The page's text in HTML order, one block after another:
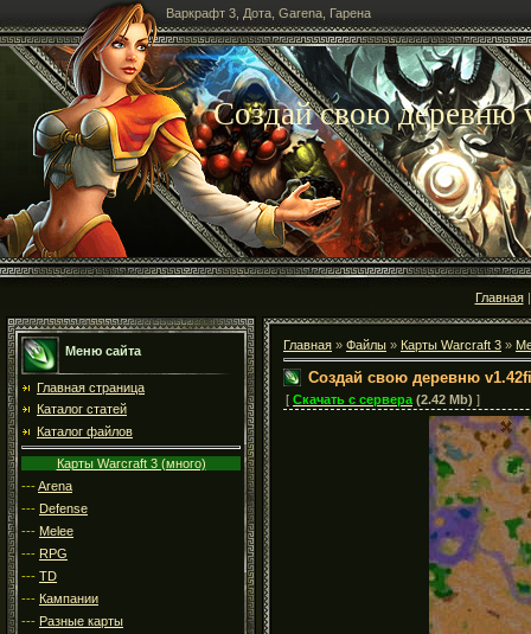
Варкрафт 3, Дота, Garena, Гарена
Создай свою деревню
Главная
Меню сайта
Главная страница
Каталог статей
Каталог файлов
Карты Warcraft 3 (много)
---Arena
--- Defense
--- Melee
--- RPG
--- TD
--- Кампании
--- Разные карты
Главная » Файлы » Карты Warcraft 3 »
Создай свою деревню
[ Скачать с сервера (2.42 Mb) ]